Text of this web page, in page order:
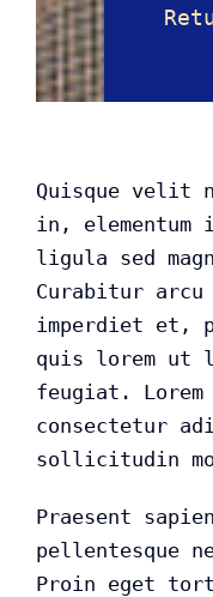
Quisque velit
in,
ligula sed
Curabitur arcu
imperdiet et,
quis lorem ut
feugiat.
consectetur
sollicitudin
Praesent
pellentesque
Proin eget